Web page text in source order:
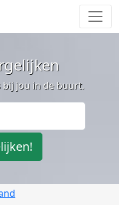
bij jou in de buurt.